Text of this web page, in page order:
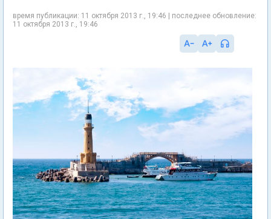
время публикации: 11 октября 2013 г., 19:46 | последнее обновление:
11 октября 2013 г., 19:46